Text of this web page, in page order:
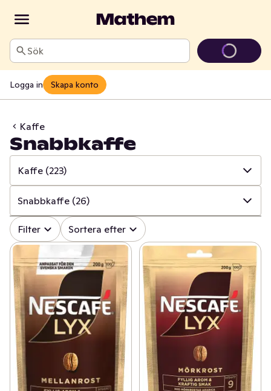
Sök
Logga in Skapa konto
Kaffe
Snabbkaffe
Kaffe (223)
✓ Alla (1138)
✓ (144)
Alkoholfritt vin (24)
✓ Chokladdryck
✓ Stilla vatten (8)
✓ Iste (9)
✓ (223)
✓ Saft och stilldrink (108)
Snabbkaffe (26)
✓ Alla (223)
Brygg- och kokkaffe
✓ Snabbkaffe
✓ Kaffefilter (9)
✓ Kaffekapslar (49)
✓ Hela kaffebönor
✓ Espresso (20)
Filter Sortera efter